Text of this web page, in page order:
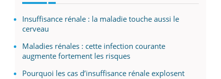
Insuffisance rénale : la maladie touche aussi le
cerveau
Maladies rénales : cette infection courante
augmente fortement les risques
Pourquoi les cas d’insuffisance rénale explosent